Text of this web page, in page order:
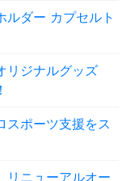
ルダー カプセルト
リジナルグッズ
スポーツ支援をス
リニューアルオー